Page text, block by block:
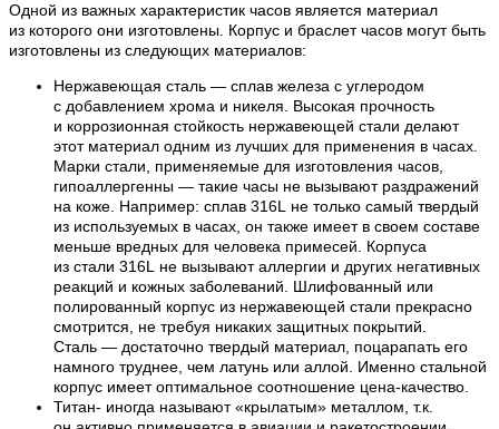
Одной из важных характеристик часов является материал
из которого они изготовлены. Корпус и браслет часов могут быть
изготовлены из следующих материалов:
Нержавеющая сталь — сплав железа с углеродом
с добавлением хрома и никеля. Высокая прочность
и коррозионная стойкость нержавеющей стали делают
этот материал одним из лучших для применения в часах.
Марки стали, применяемые для изготовления часов,
гипоаллергенны — такие часы не вызывают раздражений
на коже. Например: сплав 316L не только самый твердый
из используемых в часах, он также имеет в своем составе
меньше вредных для человека примесей. Корпуса
из стали 316L не вызывают аллергии и других негативных
реакций и кожных заболеваний. Шлифованный или
полированный корпус из нержавеющей стали прекрасно
смотрится, не требуя никаких защитных покрытий.
Сталь — достаточно твердый материал, поцарапать его
намного труднее, чем латунь или аллой. Именно стальной
корпус имеет оптимальное соотношение цена-качество.
Титан- иногда называют «крылатым» металлом, т.к.